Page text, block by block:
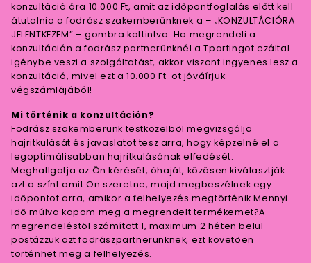
konzultáció ára 10.000 Ft, amit az időpontfoglalás előtt kell
átutalnia a fodrász szakemberünknek a – „KONZULTÁCIÓRA
JELENTKEZEM” – gombra kattintva. Ha megrendeli a
konzultáción a fodrász partnerünknél a Tpartingot ezáltal
igénybe veszi a szolgáltatást, akkor viszont ingyenes lesz a
konzultáció, mivel ezt a 10.000 Ft-ot jóváírjuk
végszámlájából!
Mi történik a konzultáción?
Fodrász szakemberünk testközelből megvizsgálja
hajritkulását és javaslatot tesz arra, hogy képzelné el a
legoptimálisabban hajritkulásának elfedését.
Meghallgatja az Ön kérését, óhaját, közösen kiválasztják
azt a színt amit Ön szeretne, majd megbeszélnek egy
időpontot arra, amikor a felhelyezés megtörténik.Mennyi
idő múlva kapom meg a megrendelt termékemet?A
megrendeléstől számított 1, maximum 2 héten belül
postázzuk azt fodrászpartnerünknek, ezt követően
történhet meg a felhelyezés.